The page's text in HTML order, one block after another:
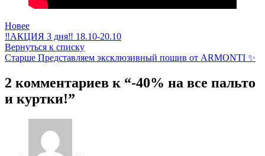
Новее
‼️АКЦИЯ 3 дня‼️ 18.10-20.10
Вернуться к списку
Старше Представляем эксклюзивный пошив от ARMONTI ✨
2 комментариев к “-40% на все пальто
и куртки!”